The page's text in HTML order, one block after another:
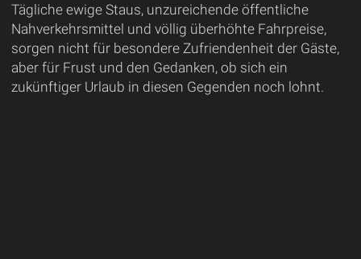
Tägliche ewige Staus, unzureichende öffentliche
Nahverkehrsmittel und völlig überhöhte Fahrpreise,
sorgen nicht für besondere Zufriendenheit der Gäste,
aber für Frust und den Gedanken, ob sich ein
zukünftiger Urlaub in diesen Gegenden noch lohnt.